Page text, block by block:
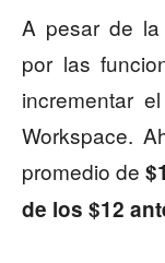
A pesar de la
por las
incrementar
Workspace.
promedio de
de los $12